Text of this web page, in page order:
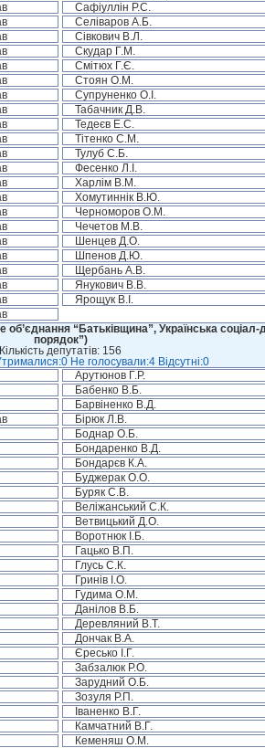
Сафіуллін Р.С.
Селіваров А.Б.
Сівкович В.Л.
Скудар Г.М.
Смітюх Г.Є.
Стоян О.М.
Супруненко О.І.
Табачник Д.В.
Тедеєв Е.С.
Тітенко С.М.
Тулуб С.Б.
Фесенко Л.І.
Харлім В.М.
Хомутиннік В.Ю.
Черноморов О.М.
Чечетов М.В.
Шенцев Д.О.
Шпенов Д.Ю.
Щербань А.В.
Янукович В.В.
Ярощук В.І.
“Батьківщина”, Українська
порядок”)
Кількість депутатів: 156
Не голосували:4 Відсутні:0
Арутюнов Г.Р.
Бабенко В.Б.
Барвіненко В.Д.
Бірюк Л.В.
Боднар О.Б.
Бондаренко В.Д.
Бондарєв К.А.
Буджерак О.О.
Буряк С.В.
Веліжанський С.К.
Ветвицький Д.О.
Воротнюк І.Б.
Гацько В.П.
Глусь С.К.
Гринів І.О.
Гудима О.М.
Данілов В.Б.
Деревляний В.Т.
Дончак В.А.
Єресько І.Г.
Забзалюк Р.О.
Зарудний О.Б.
Зозуля Р.П.
Іваненко В.Г.
Камчатний В.Г.
Кеменяш О.М.